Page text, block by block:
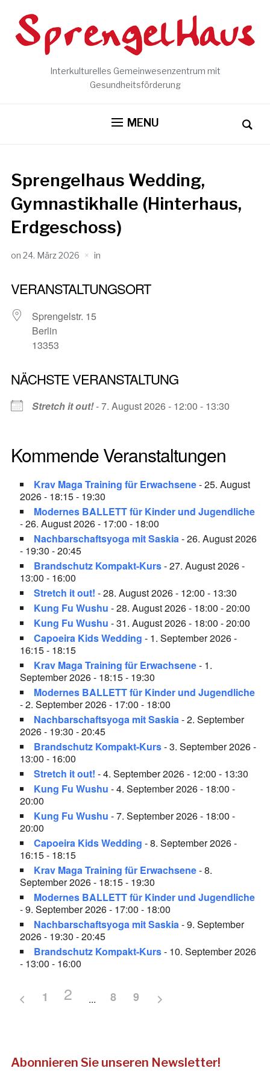
Interkulturelles Gemeinwesenzentrum mit
Gesundheitsförderung
MENU
Sprengelhaus Wedding,
Gymnastikhalle (Hinterhaus,
Erdgeschoss)
on 24. März 2026 in
VERANSTALTUNGSORT
Sprengelstr. 15
Berlin
13353
NÄCHSTE VERANSTALTUNG
Stretch it out!- 7. August 2026 - 12:00 - 13:30
Kommende Veranstaltungen
Krav Maga Training für Erwachsene- 25. August
2026 - 18:15 - 19:30
Modernes BALLETT für Kinder und Jugendliche
- 26. August 2026 - 17:00 - 18:00
Nachbarschaftsyoga mit Saskia- 26. August 2026
- 19:30 - 20:45
Brandschutz Kompakt-Kurs- 27. August 2026 -
13:00 - 16:00
Stretch it out! - 28. August 2026 - 12:00 - 13:30
Kung Fu Wushu - 28. August 2026 - 18:00 - 20:00
Kung Fu Wushu - 31. August 2026 - 18:00 - 20:00
Capoeira Kids Wedding - 1. September 2026 -
16:15 - 18:15
Krav Maga Training für Erwachsene- 1.
September 2026 - 18:15 - 19:30
Modernes BALLETT für Kinder und Jugendliche
- 2. September 2026 - 17:00 - 18:00
Nachbarschaftsyoga mit Saskia- 2. September
2026 - 19:30 - 20:45
Brandschutz Kompakt-Kurs- 3. September 2026 -
13:00 - 16:00
Stretch it out! - 4. September 2026 - 12:00 - 13:30
Kung Fu Wushu - 4. September 2026 - 18:00 -
20:00
Kung Fu Wushu - 7. September 2026 - 18:00 -
20:00
Capoeira Kids Wedding - 8. September 2026 -
16:15 - 18:15
Krav Maga Training für Erwachsene- 8.
September 2026 - 18:15 - 19:30
Modernes BALLETT für Kinder und Jugendliche
- 9. September 2026 - 17:00 - 18:00
Nachbarschaftsyoga mit Saskia- 9. September
2026 - 19:30 - 20:45
Brandschutz Kompakt-Kurs- 10. September 2026
- 13:00 - 16:00
1 2 8 9
Abonnieren Sie unseren Newsletter!